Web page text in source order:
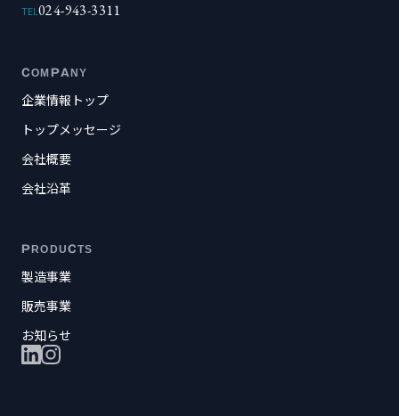
TEL 024-943-3311
COMPANY
企業情報トップ
トップメッセージ
会社概要
会社沿革
PRODUCTS
製造事業
販売事業
お知らせ